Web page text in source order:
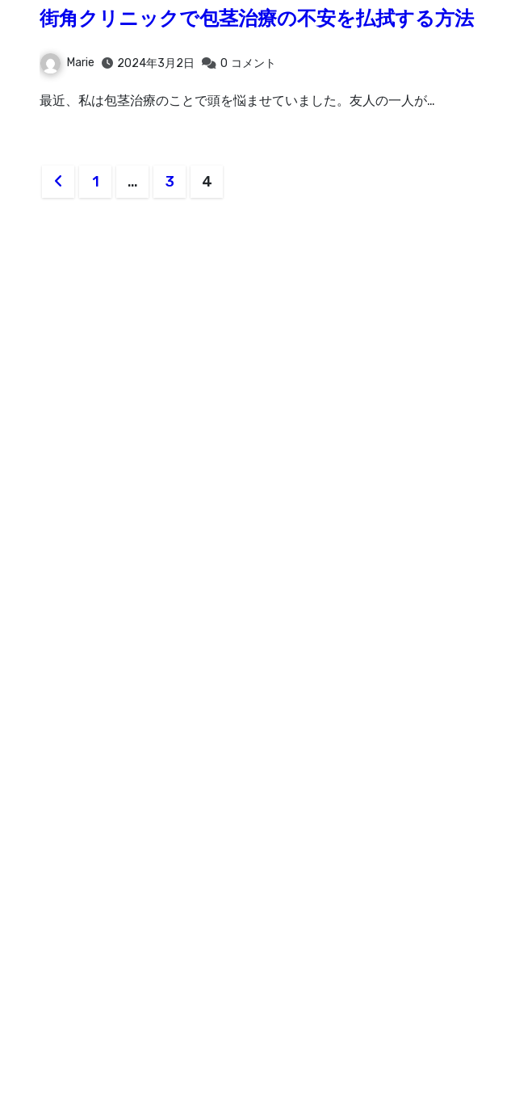
街角クリニックで包茎治療の不安を払拭する方法
Marie 2024年3月2日 0 コメント
最近、私は包茎治療のことで頭を悩ませていました。友人の一人が…
投
1 … 3 4